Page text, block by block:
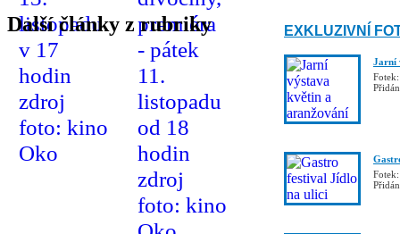
Další články z rubriky EXKLUZIVNÍ
Jarní